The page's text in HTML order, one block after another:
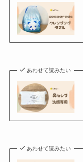
あわせて読みたい
あわせて読みたい